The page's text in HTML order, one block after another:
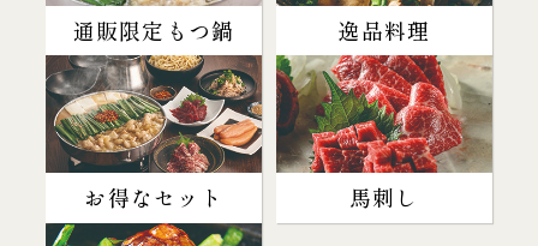
通販限定もつ鍋 逸品料理
お得なセット 馬刺し